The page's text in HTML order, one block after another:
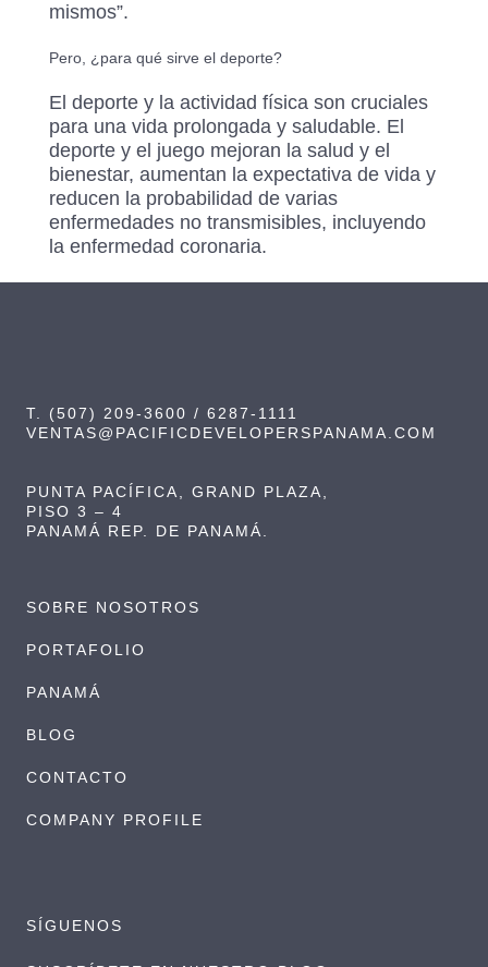
mismos”.
Pero, ¿para qué sirve el deporte?
El deporte y la actividad física son cruciales
para una vida prolongada y saludable. El
deporte y el juego mejoran la salud y el
bienestar, aumentan la expectativa de vida y
reducen la probabilidad de varias
enfermedades no transmisibles, incluyendo
la enfermedad coronaria.
T. (507) 209-3600 / 6287-1111
VENTAS@PACIFICDEVELOPERSPANAMA.COM
PUNTA PACÍFICA, GRAND PLAZA,
PISO 3 – 4
PANAMÁ REP. DE PANAMÁ.
SOBRE NOSOTROS
PORTAFOLIO
PANAMÁ
BLOG
CONTACTO
COMPANY PROFILE
SÍGUENOS